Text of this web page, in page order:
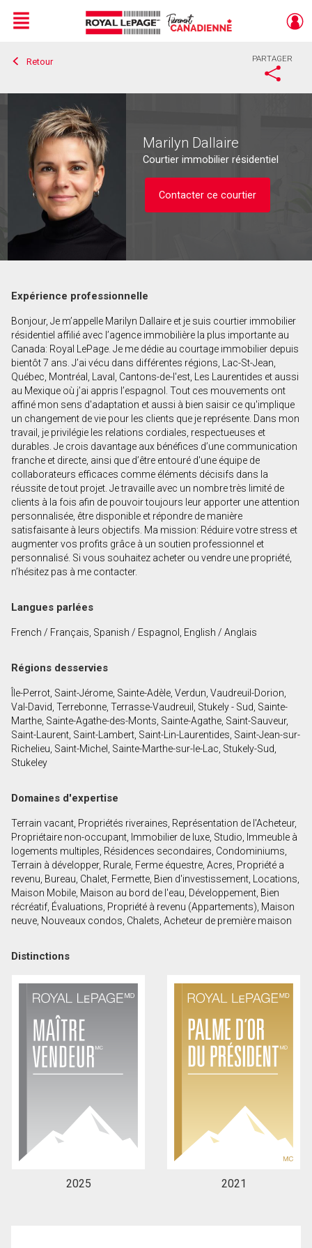
Live
En Direct
Menu
Retour PARTAGER
Marilyn Dallaire
Courtier immobilier résidentiel
Contacter ce courtier
Prénom
et
Nom
Courriel
Téléphone
(Optionnel)
Message
En cliquant sur le bouton « soumettre », vous
nous fournissez l'autorisation écrite de
communiquer avec vous.
Expérience professionnelle
Bonjour, Je m’appelle Marilyn Dallaire et je suis courtier immobilier
résidentiel affilié avec l’agence immobilière la plus importante au
Canada: Royal LePage. Je me dédie au courtage immobilier depuis
bientôt 7 ans. J’ai vécu dans différentes régions, Lac-St-Jean,
Québec, Montréal, Laval, Cantons-de-l'est, Les Laurentides et aussi
au Mexique où j’ai appris l’espagnol. Tout ces mouvements ont
affiné mon sens d'adaptation et aussi à bien saisir ce qu'implique
un changement de vie pour les clients que je représente. Dans mon
travail, je privilégie les relations cordiales, respectueuses et
durables. Je crois davantage aux bénéfices d’une communication
franche et directe, ainsi que d’être entouré d'une équipe de
collaborateurs efficaces comme éléments décisifs dans la
réussite de tout projet. Je travaille avec un nombre très limité de
clients à la fois afin de pouvoir toujours leur apporter une attention
personnalisée, être disponible et répondre de manière
satisfaisante à leurs objectifs. Ma mission: Réduire votre stress et
augmenter vos profits grâce à un soutien professionnel et
personnalisé. Si vous souhaitez acheter ou vendre une propriété,
n’hésitez pas à me contacter.
Langues parlées
French / Français, Spanish / Espagnol, English / Anglais
Régions desservies
Île-Perrot, Saint-Jérome, Sainte-Adèle, Verdun, Vaudreuil-Dorion,
Val-David, Terrebonne, Terrasse-Vaudreuil, Stukely - Sud, Sainte-
Marthe, Sainte-Agathe-des-Monts, Sainte-Agathe, Saint-Sauveur,
Saint-Laurent, Saint-Lambert, Saint-Lin-Laurentides, Saint-Jean-sur-
Richelieu, Saint-Michel, Sainte-Marthe-sur-le-Lac, Stukely-Sud,
Stukeley
Domaines d'expertise
Terrain vacant, Propriétés riveraines, Représentation de l'Acheteur,
Propriétaire non-occupant, Immobilier de luxe, Studio, Immeuble à
logements multiples, Résidences secondaires, Condominiums,
Terrain à développer, Rurale, Ferme équestre, Acres, Propriété a
revenu, Bureau, Chalet, Fermette, Bien d'investissement, Locations,
Maison Mobile, Maison au bord de l'eau, Développement, Bien
récréatif, Évaluations, Propriété à revenu (Appartements), Maison
neuve, Nouveaux condos, Chalets, Acheteur de première maison
Distinctions
2025 2021